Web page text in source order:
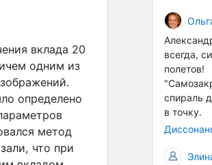
вклада 20
одним из
определено
метод
что при
могут
другие
— просто
о
а о
который
всегда,
полетов!
спираль
в точку.